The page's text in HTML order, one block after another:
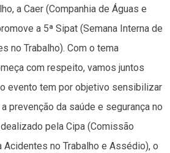
a Caer (Companhia de Águas e
a 5ª Sipat (Semana Interna de
no Trabalho). Com o tema
com respeito, vamos juntos
evento tem por objetivo sensibilizar
prevenção da saúde e segurança no
pela Cipa (Comissão
Acidentes no Trabalho e Assédio), o